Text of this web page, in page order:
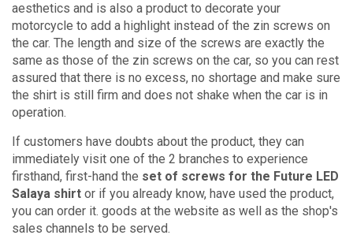
aesthetics and is also a product to decorate your
motorcycle to add a highlight instead of the zin screws on
the car. The length and size of the screws are exactly the
same as those of the zin screws on the car, so you can rest
assured that there is no excess, no shortage and make sure
the shirt is still firm and does not shake when the car is in
operation.
If customers have doubts about the product, they can
immediately visit one of the 2 branches to experience
firsthand, first-hand the set of screws for the Future LED
Salaya shirt or if you already know, have used the product,
you can order it. goods at the website as well as the shop's
sales channels to be served.